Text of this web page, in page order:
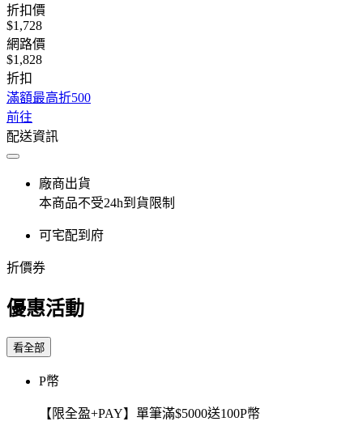
折扣價
$1,728
網路價
$1,828
折扣
滿額最高折500
前往
配送資訊
廠商出貨
本商品不受24h到貨限制
可宅配到府
折價券
優惠活動
看全部
P幣
【限全盈+PAY】單筆滿$5000送100P幣